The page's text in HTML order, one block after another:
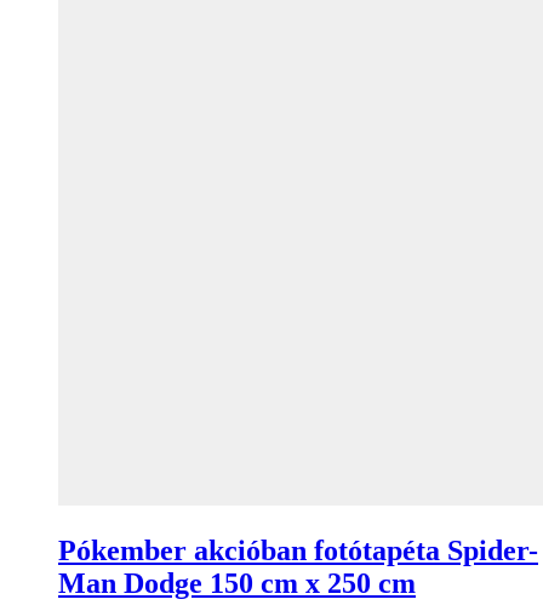
Pókember akcióban fotótapéta Spider-
Man Dodge 150 cm x 250 cm